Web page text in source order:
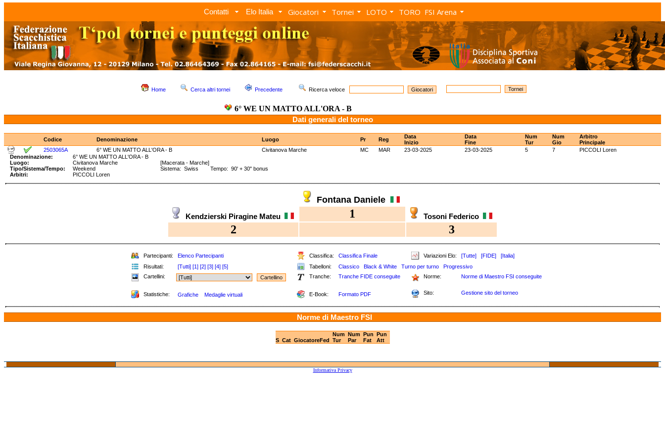
Contatti Elo Italia Giocatori Tornei LOTO TORO FSI Arena
Home Cerca altri tornei Precedente Ricerca veloce
6° WE UN MATTO ALL'ORA - B
Dati generali del torneo
Codice Denominazione Luogo Pr Reg
Data
Inizio
Data
Fine
Num
Tur
Num
Gio
Arbitro
Principale
2503065A
6° WE UN MATTO ALL'ORA - B Civitanova Marche MC MAR 23-03-2025 23-03-2025 5 7
PICCOLI Loren
Denominazione:
6° WE UN MATTO ALL'ORA - B
Luogo:
Civitanova Marche
[Macerata - Marche]
Tipo/Sistema/Tempo:
Weekend
Sistema: Swiss Tempo: 90' + 30" bonus
Arbitri:
PICCOLI Loren
Fontana Daniele
Kendzierski Piragine Mateu 1 Tosoni Federico
2 3
Partecipanti: Elenco Partecipanti Classifica: Classifica Finale Variazioni Elo: [Tutte] [FIDE]
[Italia]
Risultati:
[Tutti] [1] [2] [3] [4] [5] Tabelloni: Classico Black & White Turno per turno
Progressivo
Cartellini:
Tranche: Tranche FIDE conseguite Norme: Norme di Maestro FSI conseguite
Statistiche: Grafiche Medaglie virtuali E-Book: Formato PDF Sito: Gestione sito del torneo
Norme di Maestro FSI
Num Num Pun Pun
S Cat GiocatoreFed Tur Par Fat Att
Informativa Privacy